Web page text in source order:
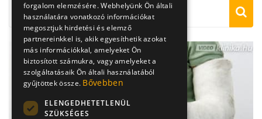
forgalom elemzésére. Webhelyünk Ön általi
használatára vonatkozó információkat
megosztjuk hirdetési és elemző
partnereinkkel is, akik egyesíthetik azokat
más információkkal, amelyeket Ön
biztosított számukra, vagy amelyeket a
szolgáltatásaik Ön általi használatából
gyűjtöttek össze. Bővebben
ELENGEDHETETLENÜL
SZÜKSÉGES